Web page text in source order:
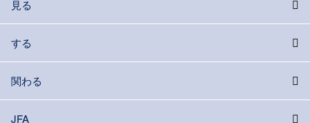
見る
する
関わる
JFA